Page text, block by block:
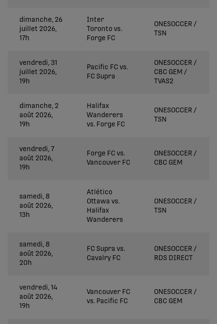
dimanche, 26
juillet 2026,
17h
Inter
Toronto vs.
Forge FC
ONESOCCER /
TSN
vendredi, 31
juillet 2026,
19h
Pacific FC vs.
FC Supra
ONESOCCER /
CBC GEM /
TVAS2
dimanche, 2
août 2026,
19h
Halifax
Wanderers
vs. Forge FC
ONESOCCER /
TSN
vendredi, 7
août 2026,
19h
Forge FC vs.
Vancouver FC
ONESOCCER /
CBC GEM
samedi, 8
août 2026,
13h
Atlético
Ottawa vs.
Halifax
Wanderers
ONESOCCER /
TSN
samedi, 8
août 2026,
20h
FC Supra vs.
Cavalry FC
ONESOCCER /
RDS DIRECT
vendredi, 14
août 2026,
19h
Vancouver FC
vs. Pacific FC
ONESOCCER /
CBC GEM